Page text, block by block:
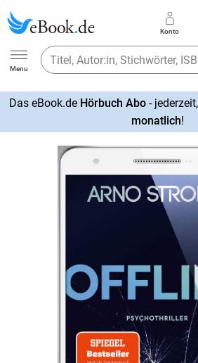
Ebook.de
Menu
Konto
Das eBook.de Hörbuch Abo-
monatlich!